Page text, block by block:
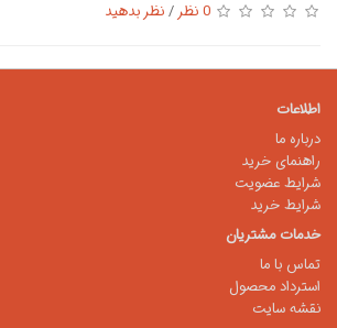
0 نظر /نظر بدهید
اطلاعات
درباره ما
راهنمای خرید
شرایط عضویت
شرایط خرید
خدمات مشتریان
تماس با ما
استرداد محصول
نقشه سایت